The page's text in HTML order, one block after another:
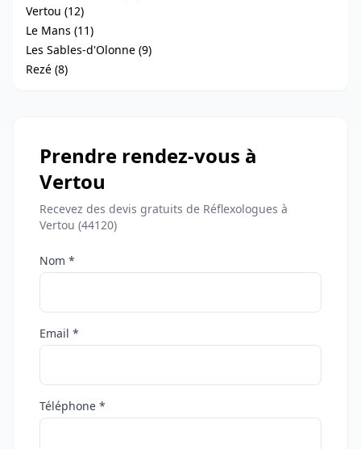
Vertou (12)
Le Mans (11)
Les Sables-d'Olonne (9)
Rezé (8)
Prendre rendez-vous à
Vertou
Recevez des devis gratuits de Réflexologues à
Vertou (44120)
Nom *
Email *
Téléphone *